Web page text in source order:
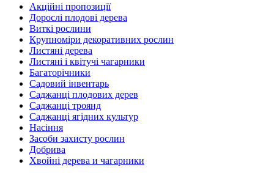
Акційні пропозиції
Дорослі плодові дерева
Виткі рослини
Крупноміри декоративних рослин
Листяні дерева
Листяні і квітучі чагарники
Багаторічники
Садовий інвентарь
Саджанці плодових дерев
Саджанці троянд
Саджанці ягідних культур
Насіння
Засоби захисту рослин
Добрива
Хвойні дерева и чагарники